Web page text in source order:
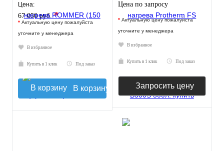
Цена:
67 050 руб.*
* Актуальную цену пожалуйста
уточните у менеджера
В избранное
Купить в 1 клик Под заказ
В корзину
Цена по запросу
* Актуальную цену пожалуйста
уточните у менеджера
В избранное
Купить в 1 клик Под заказ
Запросить цену